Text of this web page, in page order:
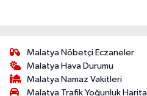
Malatya Nöbetçi Eczaneler
Malatya Hava Durumu
Malatya Namaz Vakitleri
Malatya Trafik Yoğunluk